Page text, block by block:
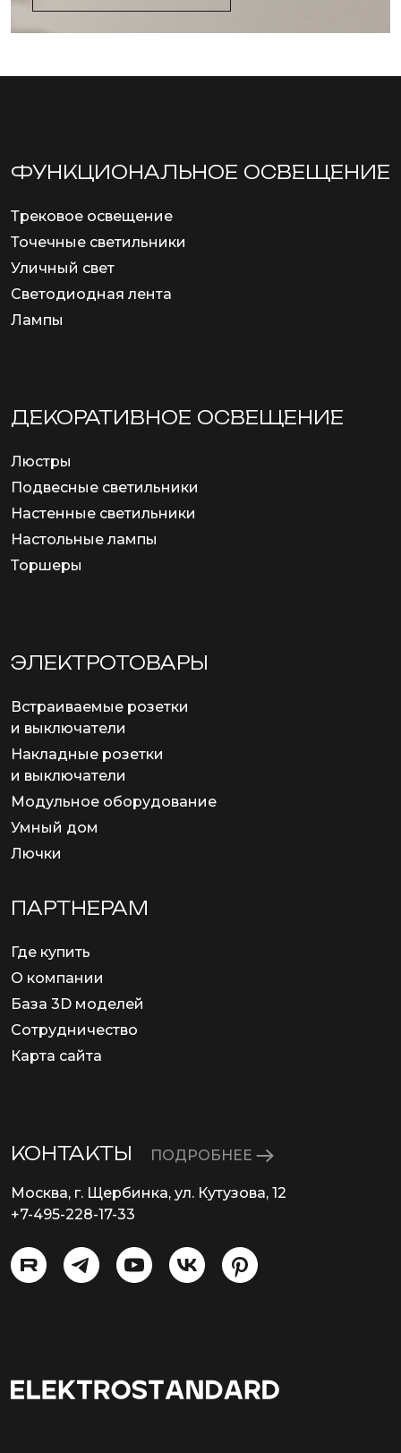
ФУНКЦИОНА­ЛЬНОЕ ОСВЕЩЕНИЕ
Трековое освещение
Точечные светильники
Уличный свет
Светодиодная лента
Лампы
ДЕКОРАТИВНОЕ ОСВЕЩЕНИЕ
Люстры
Подвесные светильники
Настенные светильники
Настольные лампы
Торшеры
ЭЛЕКТРОТОВАРЫ
Встраиваемые розетки
и выключатели
Накладные розетки
и выключатели
Модульное оборудование
Умный дом
Лючки
ПАРТНЕРАМ
Где купить
О компании
База 3D моделей
Сотрудничество
Карта сайта
КОНТАКТЫ ПОДРОБНЕЕ
Москва, г. Щербинка, ул. Кутузова, 12
+7-495-228-17-33